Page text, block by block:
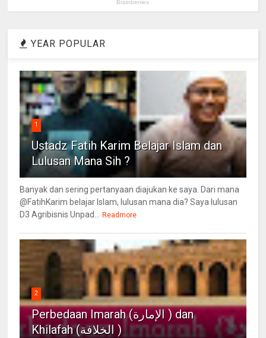
YEAR POPULAR
1
Ustadz Fatih Karim Belajar Islam dan
Lulusan Mana Sih ?
Banyak dan sering pertanyaan diajukan ke saya. Dari mana
@FatihKarim belajar Islam, lulusan mana dia? Saya lulusan
D3 Agribisnis Unpad... Readmore
2
Perbedaan Imarah (الإمارة ) dan
Khilafah (الخلافة )